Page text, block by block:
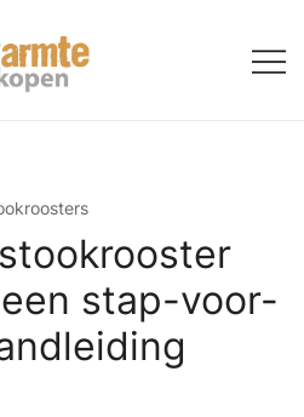
stap-voor-